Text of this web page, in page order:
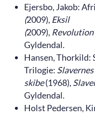
Ejersbo, Jakob:
(2009), Eksil
(2009), Revolution
Gyldendal.
Hansen, Thorkild:
Trilogie:
skibe(1968),
Gyldendal.
Holst Pedersen,